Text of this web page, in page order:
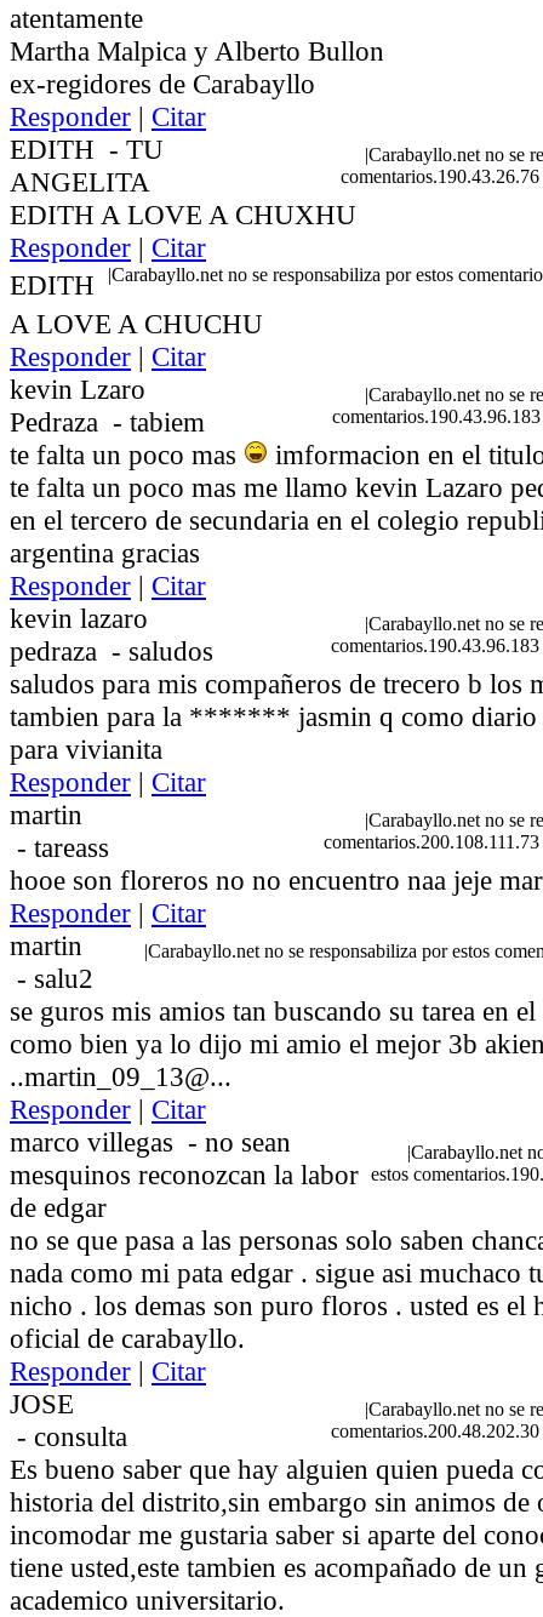
atentamente
Martha Malpica y Alberto Bullon
ex-regidores de Carabayllo
Responder | Citar
EDITH - TU
ANGELITA
|Carabayllo.net no se
comentarios.190.43.26.76
EDITH A LOVE A CHUXHU
Responder | Citar
EDITH
|Carabayllo.net no se responsabiliza por estos
A LOVE A CHUCHU
Responder | Citar
kevin Lzaro
Pedraza - tabiem
|Carabayllo.net no se
comentarios.190.43.96.183
te falta un poco mas
imformacion en el
te falta un poco mas me llamo kevin Lazaro
en el tercero de secundaria en el colegio
argentina gracias
Responder | Citar
kevin lazaro
pedraza - saludos
|Carabayllo.net no se
comentarios.190.43.96.183
saludos para mis compañeros de trecero b los
tambien para la ******* jasmin q como diario
para vivianita
Responder | Citar
martin
- tareass
|Carabayllo.net no se
comentarios.200.108.111.73
hooe son floreros no no encuentro naa jeje
Responder | Citar
martin
- salu2
|Carabayllo.net no se responsabiliza por estos
se guros mis amios tan buscando su tarea en
como bien ya lo dijo mi amio el mejor 3b
..martin_09_13@...
Responder | Citar
marco villegas - no sean
mesquinos reconozcan la labor
de edgar
|Carabayllo.net
estos
no se que pasa a las personas solo saben
nada como mi pata edgar . sigue asi muchaco
nicho . los demas son puro floros . usted es el
oficial de carabayllo.
Responder | Citar
JOSE
- consulta
|Carabayllo.net no se
comentarios.200.48.202.30
Es bueno saber que hay alguien quien pueda
historia del distrito,sin embargo sin animos de
incomodar me gustaria saber si aparte del
tiene usted,este tambien es acompañado de un
academico universitario.